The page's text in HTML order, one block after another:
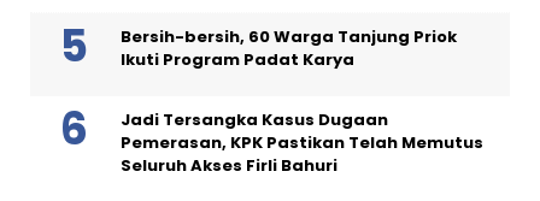
Bersih-bersih, 60 Warga Tanjung Priok
Ikuti Program Padat Karya
Jadi Tersangka Kasus Dugaan
Pemerasan, KPK Pastikan Telah Memutus
Seluruh Akses Firli Bahuri